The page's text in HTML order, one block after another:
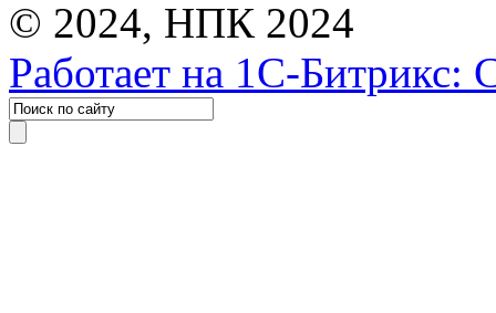
© 2024, НПК 2024
Работает на 1С-Битрикс: